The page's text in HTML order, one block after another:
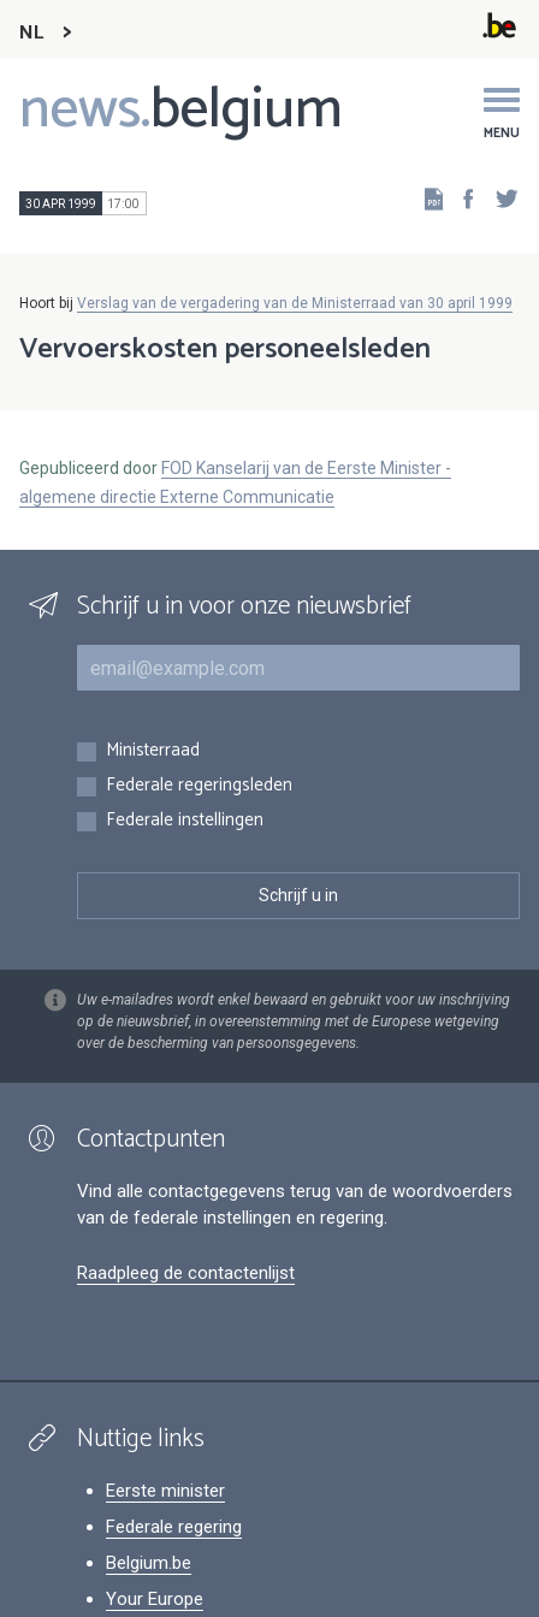
NL
news.belgium MENU
Main
navigation
30 APR 1999 17:00
Hoort bij Verslag van de vergadering van de Ministerraad van 30 april 1999
Vervoerskosten personeelsleden
Gepubliceerd door FOD Kanselarij van de Eerste Minister -
algemene directie Externe Communicatie
Schrijf u in voor onze nieuwsbrief
E-mail
Inschrijvingen
Ministerraad
Federale regeringsleden
Federale instellingen
Uw e-mailadres wordt enkel bewaard en gebruikt voor uw inschrijving
op de nieuwsbrief, in overeenstemming met de Europese wetgeving
over de bescherming van persoonsgegevens.
Contactpunten
Vind alle contactgegevens terug van de woordvoerders
van de federale instellingen en regering.
Raadpleeg de contactenlijst
Nuttige links
Eerste minister
Federale regering
Belgium.be
Your Europe